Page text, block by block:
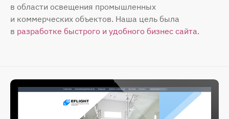
в области освещения промышленных
и коммерческих объектов. Наша цель была
в разработке быстрого и удобного бизнес сайта.